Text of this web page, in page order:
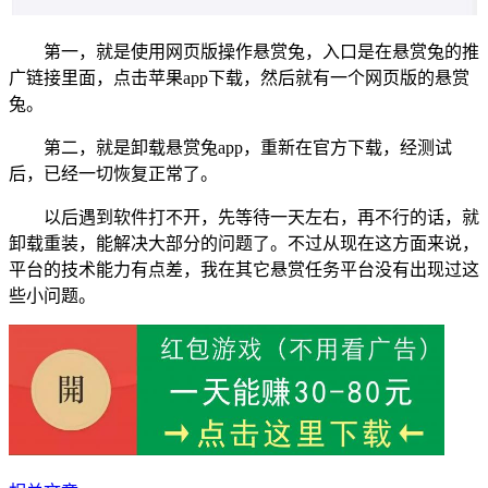
第一，就是使用网页版操作悬赏兔，入口是在悬赏兔的推
广链接里面，点击苹果app下载，然后就有一个网页版的悬赏
兔。
第二，就是卸载悬赏兔app，重新在官方下载，经测试
后，已经一切恢复正常了。
以后遇到软件打不开，先等待一天左右，再不行的话，就
卸载重装，能解决大部分的问题了。不过从现在这方面来说，
平台的技术能力有点差，我在其它悬赏任务平台没有出现过这
些小问题。